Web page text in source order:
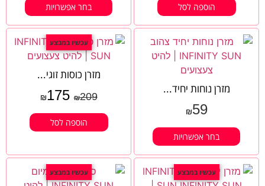
הוספה לסל בחר אפשרויות
מזרן נוחות יחיד...
₪59
בחר אפשרויות
עכשיו במבצע
מזרן כוסות זוגי...
₪209
₪175
הוספה לסל
עכשיו במבצע עכשיו במבצע